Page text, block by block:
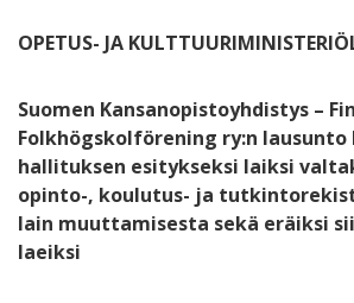
OPETUS- JA
Suomen Kansanopistoyhdistys –
Folkhögskolförening ry:n lausunto
hallituksen esitykseksi laiksi
opinto-, koulutus- ja
lain muuttamisesta sekä eräiksi
laeiksi